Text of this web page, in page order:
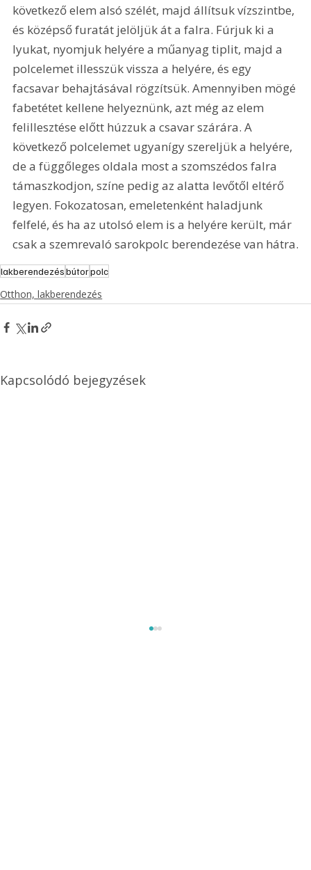
következő elem alsó szélét, majd állítsuk vízszintbe,
és középső furatát jelöljük át a falra. Fúrjuk ki a
lyukat, nyomjuk helyére a műanyag tiplit, majd a
polcelemet illesszük vissza a helyére, és egy
facsavar behajtásával rögzítsük. Amennyiben mögé
fabetétet kellene helyeznünk, azt még az elem
felillesztése előtt húzzuk a csavar szárára. A
következő polcelemet ugyanígy szereljük a helyére,
de a függőleges oldala most a szomszédos falra
támaszkodjon, színe pedig az alatta levőtől eltérő
legyen. Fokozatosan, emeletenként haladjunk
felfelé, és ha az utolsó elem is a helyére került, már
csak a szemrevaló sarokpolc berendezése van hátra.
lakberendezésbútorpolc
Otthon, lakberendezés
Kapcsolódó bejegyzések